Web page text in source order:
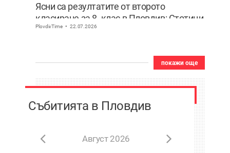
Ясни са резултатите от второто
класиране за 8. клас в Пловдив: Стотици
ученици сбъднаха мечтата си за по-
PlovdivTime 22.07.2026
покажи още
Събитията в Пловдив
Август 2026